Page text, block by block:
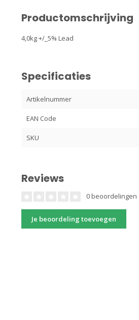
Productomschrijving
4,0kg +/_5% Lead
Specificaties
Artikelnummer
EAN Code
SKU
Reviews
0 beoordelingen
Je beoordeling toevoegen